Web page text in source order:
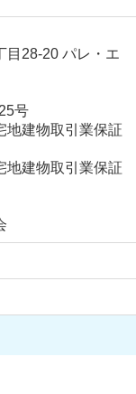
目28-20 パレ・エ
号
建物取引業保証
建物取引業保証